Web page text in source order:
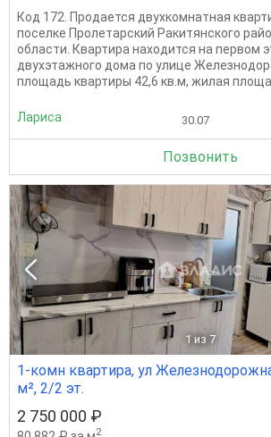
Код 172. Продается двухкомнатная
поселке Пролетарский Ракитянского
области. Квартира находится на первом
двухэтажного дома по улице
площадь квартиры 42,6 кв.м, жилая
Лариса 30.07
Позвонить
1 из 7
1-комн квартира, ул
м², 2/2 эт.
2 750 000 ₽
2